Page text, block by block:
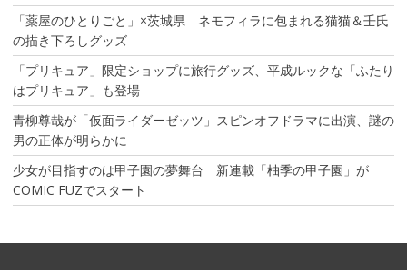
「薬屋のひとりごと」×茨城県 ネモフィラに包まれる猫猫＆壬氏
の描き下ろしグッズ
「プリキュア」限定ショップに旅行グッズ、平成ルックな「ふたり
はプリキュア」も登場
青柳尊哉が「仮面ライダーゼッツ」スピンオフドラマに出演、謎の
男の正体が明らかに
少女が目指すのは甲子園の夢舞台 新連載「柚季の甲子園」が
COMIC FUZでスタート